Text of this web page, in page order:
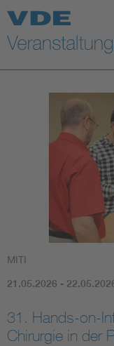
Top Themen
Fokusthemen
Energy
AI & Digital
Health
Mobility
Assisted Living
MITI
21.05.2026 -
31. Hands-on-
Chirurgie in der